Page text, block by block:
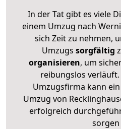
In der Tat gibt es viele
einem Umzug nach
sich Zeit zu nehmen,
Umzugs sorgfältig
organisieren, um
reibungslos
Umzugsfirma kann
Umzug von
erfolgreich
sorgen